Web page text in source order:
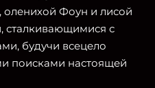
Фоун и лисой
с
будучи всецело
поисками настоящей